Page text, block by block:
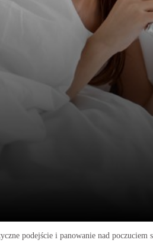
podejście i panowanie nad